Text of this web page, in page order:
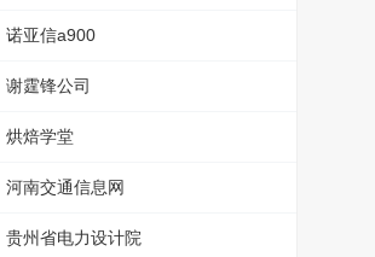
诺亚信a900
谢霆锋公司
烘焙学堂
河南交通信息网
贵州省电力设计院